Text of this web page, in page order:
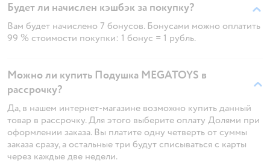
Будет ли начислен кэшбэк за покупку?
Вам будет начислено 7 бонусов. Бонусами можно оплатить
99 % стоимости покупки: 1 бонус = 1 рубль.
Можно ли купить Подушка MEGATOYS в
рассрочку?
Да, в нашем интернет-магазине возможно купить данный
товар в рассрочку. Для этого выберите оплату Долями при
оформлении заказа. Вы платите одну четверть от суммы
заказа сразу, а остальные три будут списываться с карты
через каждые две недели.